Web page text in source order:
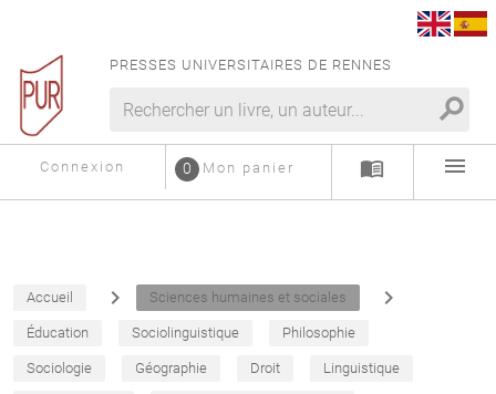
PRESSES UNIVERSITAIRES DE RENNES
search
Connexion Mon panier
0 menu_book menu
Accueil navigate_next Sciences humaines et sociales navigate_next
Éducation Sociolinguistique Philosophie
Sociologie Géographie Droit Linguistique